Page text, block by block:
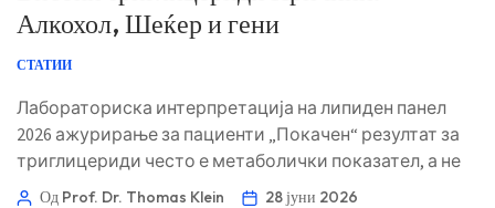
Алкохол, Шеќер и гени
СТАТИИ
Лабораториска интерпретација на липиден панел
2026 ажурирање за пациенти „Покачен“ резултат за
триглицериди често е метаболички показател, а не
пресуда. Шаблонот околу него ни кажува дали да го
Од Prof. Dr. Thomas Klein
28 јуни 2026